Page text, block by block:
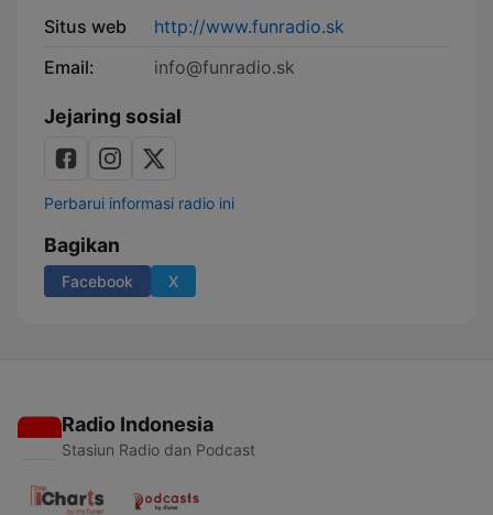
Situs web
http://www.funradio.sk
Email:
info@funradio.sk
Jejaring sosial
Perbarui informasi radio ini
Bagikan
Facebook X
Radio Indonesia
Stasiun Radio dan Podcast